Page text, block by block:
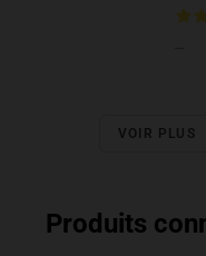
VOIR PLUS
Produits